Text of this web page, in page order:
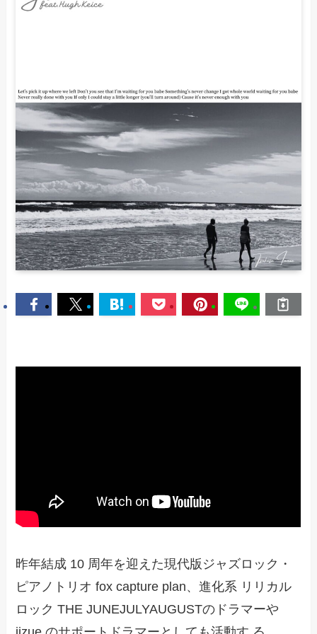
昨年結成 10 周年を迎えた現代版ジャズロック・
ピアノトリオ fox capture plan、進化系 リリカル
ロック THE JUNEJULYAUGUSTのドラマーや